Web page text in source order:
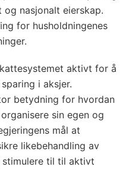
nasjonalt eierskap.
for husholdningenes
aktivt for å
i aksjer.
betydning for hvordan
sin egen og
mål at
likebehandling av
stimulere til til aktivt